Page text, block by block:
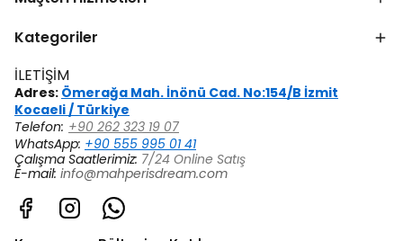
Kategoriler
İLETİŞİM
Adres: Ömerağa Mah. İnönü Cad. No:154/B İzmit
Kocaeli / Türkiye
Telefon: +90 262 323 19 07
WhatsApp: +90 555 995 01 41
Çalışma Saatlerimiz: 7/24 Online Satış
E-mail: info@mahperisdream.com